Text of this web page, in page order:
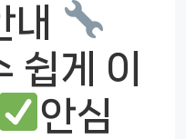
내
쉽게 이
안심